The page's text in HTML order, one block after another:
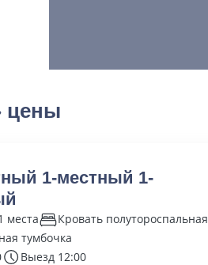
цены
1-местный 1-
места
Кровать полутороспальная
тумбочка
Выезд 12:00